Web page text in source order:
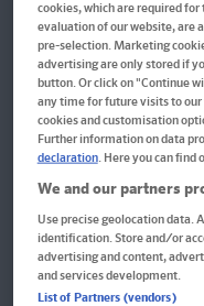
PONS
einen Blick
Die kompakte Übersicht
Übersichtskarte
cookies, which are required
evaluation of our website, are
pre-selection. Marketing
advertising are only stored if
button. Or click on "Continue
any time for future visits to
cookies and customisation
Further information on data
declaration. Here you can find
We and our partners
Use precise geolocation data.
identification. Store and/or
advertising and content,
and services development.
List of Partners (vendors)